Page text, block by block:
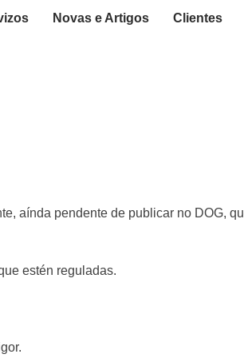
Novas e Artigos Clientes
aínda pendente de publicar no DOG,
estén reguladas.